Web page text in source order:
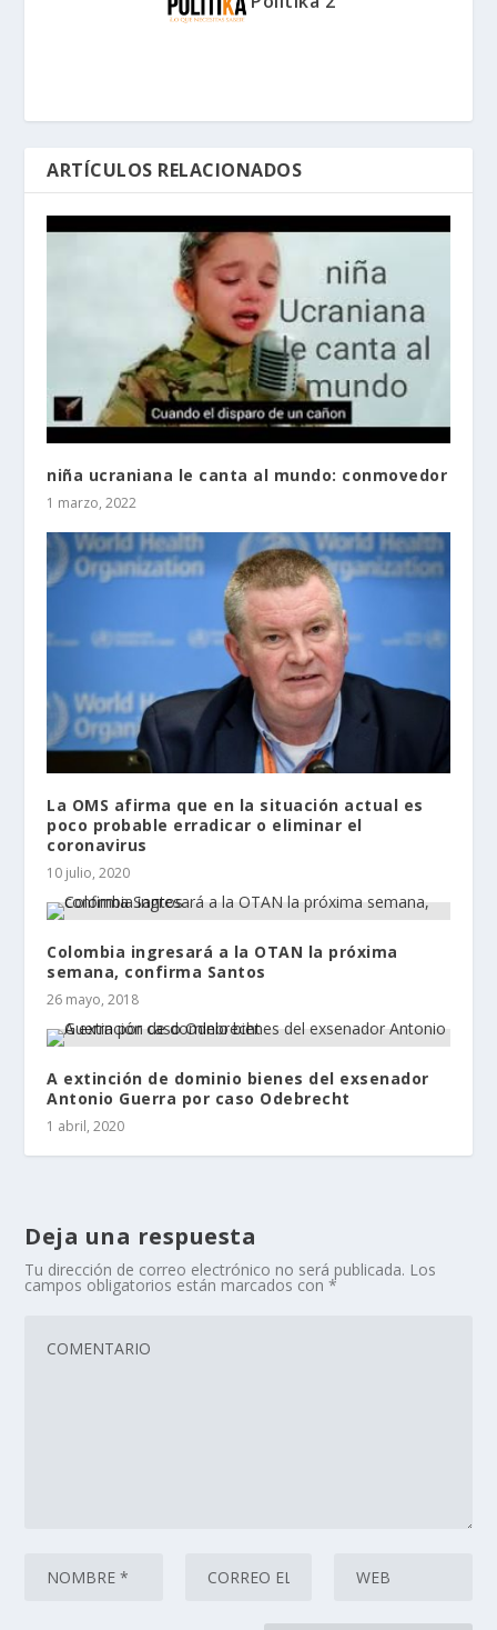
ARTÍCULOS RELACIONADOS
niña ucraniana le canta al mundo: conmovedor
1 marzo, 2022
La OMS afirma que en la situación actual es
poco probable erradicar o eliminar el
coronavirus
10 julio, 2020
Colombia ingresará a la OTAN la próxima
semana, confirma Santos
26 mayo, 2018
A extinción de dominio bienes del exsenador
Antonio Guerra por caso Odebrecht
1 abril, 2020
Deja una respuesta
Tu dirección de correo electrónico no será publicada. Los
campos obligatorios están marcados con*